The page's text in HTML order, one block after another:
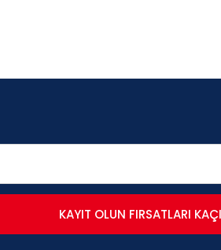
KAYIT OLUN FIRSATLARI